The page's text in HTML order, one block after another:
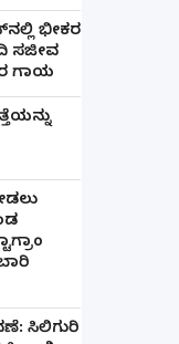
ಭೀಕರ
ಸಜೀವ
ಗಾಯ
ಸಿಲಿಗುರಿ